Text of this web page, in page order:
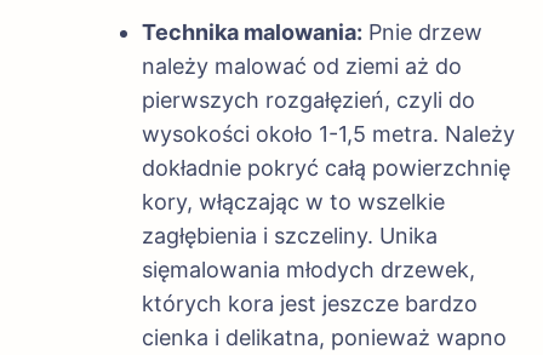
Technika malowania: Pnie drzew
należy malować od ziemi aż do
pierwszych rozgałęzień, czyli do
wysokości około 1-1,5 metra. Należy
dokładnie pokryć całą powierzchnię
kory, włączając w to wszelkie
zagłębienia i szczeliny. Unika
sięmalowania młodych drzewek,
których kora jest jeszcze bardzo
cienka i delikatna, ponieważ wapno